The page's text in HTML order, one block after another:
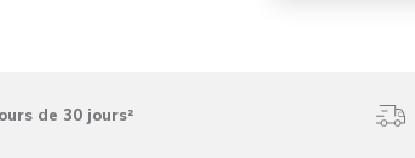
de 30 jours²